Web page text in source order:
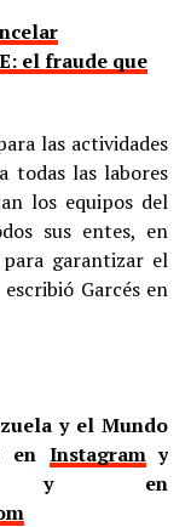
el fraude que
las actividades
todas las labores
los equipos del
sus entes, en
garantizar el
Garcés en
y el Mundo
en Instagramy
en